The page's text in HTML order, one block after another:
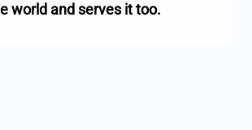
world and serves it too.